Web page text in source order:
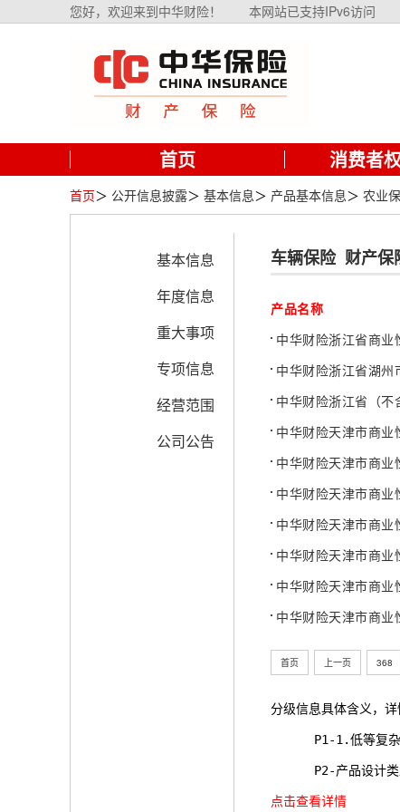
您好，欢迎来到中华财险！ 本网站已支持IPv6访问
首页 消费者
首页＞ 公开信息披露＞ 基本信息＞ 产品基本信息＞ 农业
基本信息
年度信息
重大事项
专项信息
经营范围
公司公告
车辆保险 财产保
产品名称
中华财险浙江省商
中华财险浙江省湖
中华财险浙江省（
中华财险天津市商业
中华财险天津市商业
中华财险天津市商
中华财险天津市商业
中华财险天津市商
中华财险天津市商业
中华财险天津市商业
首页 上一页 368
分级信息具体含义，详
P1-1.低等复杂
P2-产品设计类
点击查看详情